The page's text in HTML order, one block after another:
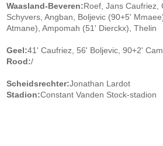
Waasland-Beveren:Roef, Jans Caufriez,
Schyvers, Angban, Boljevic (90+5'
Atmane), Ampomah (51' Dierckx), Thelin
Geel:41' Caufriez, 56' Boljevic, 90+2'
Rood:/
Scheidsrechter:Jonathan Lardot
Stadion:Constant Vanden Stock-stadion